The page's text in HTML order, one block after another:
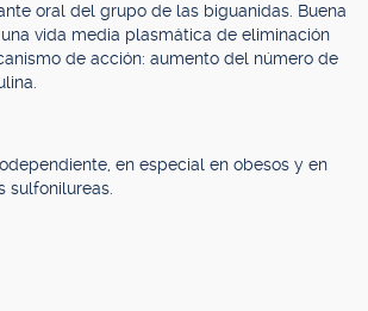
oral del grupo de las biguanidas. Buena
vida media plasmática de eliminación
de acción: aumento del número de
en especial en obesos y en
sulfonilureas.